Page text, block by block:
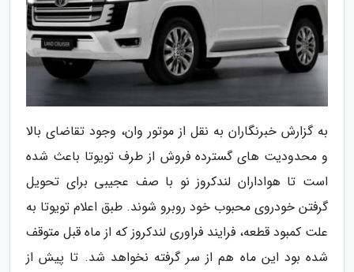
به گزارش خبرنگاران به نقل از موتور وان، وجود تقاضای بالا
و محدودیت های گسترده فروش از طرف تویوتا باعث شده
است تا هواداران لندکروز نو با صف عجیبی برای تحویل
گرفتن خودروی محبوب خود روبرو شوند. طبق اعلام تویوتا به
علت کمبود قطعه، فرایند فراوری لندکروز که از ماه قبل متوقف
شده بود این ماه هم از سر گرفته نخواهد شد. تا پیش از